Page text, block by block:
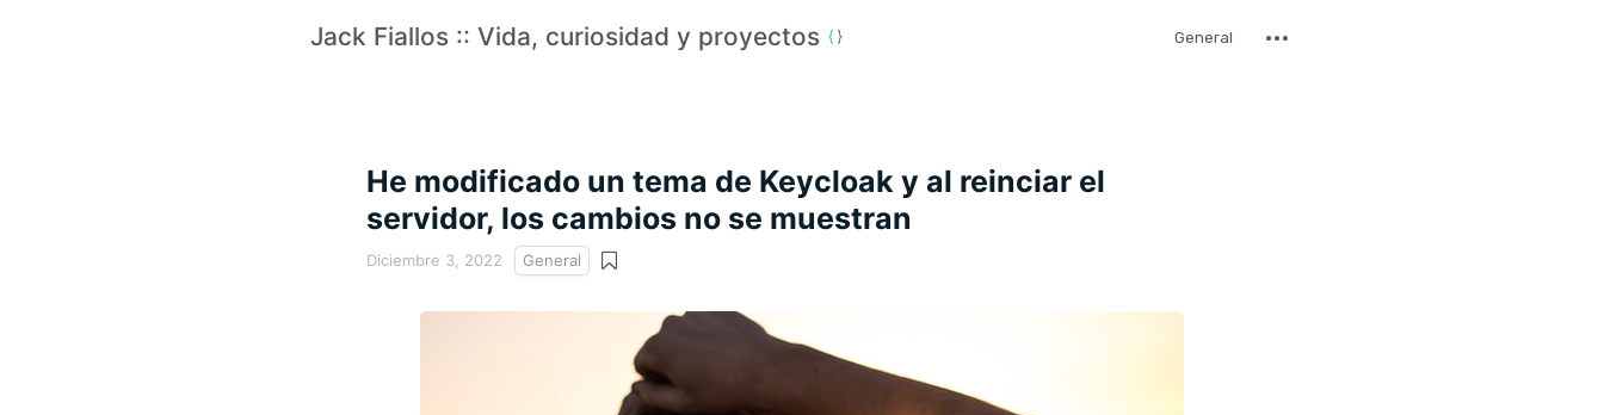
Jack Fiallos :: Vida, curiosidad y proyectos General
He modificado un tema de Keycloak y al reinciar el
servidor, los cambios no se muestran
Diciembre 3, 2022 General